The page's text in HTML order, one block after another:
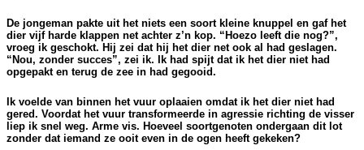
De jongeman pakte uit het niets een soort kleine knuppel en gaf het
dier vijf harde klappen net achter z’n kop. “Hoezo leeft die nog?”,
vroeg ik geschokt. Hij zei dat hij het dier net ook al had geslagen.
“Nou, zonder succes”, zei ik. Ik had spijt dat ik het dier niet had
opgepakt en terug de zee in had gegooid.
Ik voelde van binnen het vuur oplaaien omdat ik het dier niet had
gered. Voordat het vuur transformeerde in agressie richting de visser
liep ik snel weg. Arme vis. Hoeveel soortgenoten ondergaan dit lot
zonder dat iemand ze ooit even in de ogen heeft gekeken?